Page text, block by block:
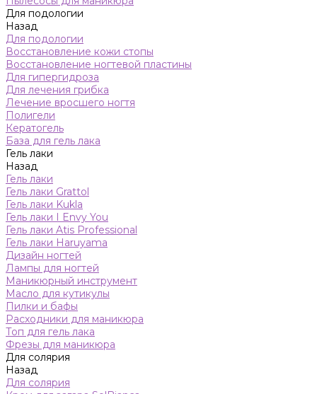
Для подологии
Назад
Для подологии
Восстановление кожи стопы
Восстановление ногтевой пластины
Для гипергидроза
Для лечения грибка
Лечение вросшего ногтя
Полигели
Кератогель
База для гель лака
Гель лаки
Назад
Гель лаки
Гель лаки Grattol
Гель лаки Kukla
Гель лаки I Envy You
Гель лаки Atis Professional
Гель лаки Haruyama
Дизайн ногтей
Лампы для ногтей
Маникюрный инструмент
Масло для кутикулы
Пилки и бафы
Расходники для маникюра
Топ для гель лака
Фрезы для маникюра
Для солярия
Назад
Для солярия